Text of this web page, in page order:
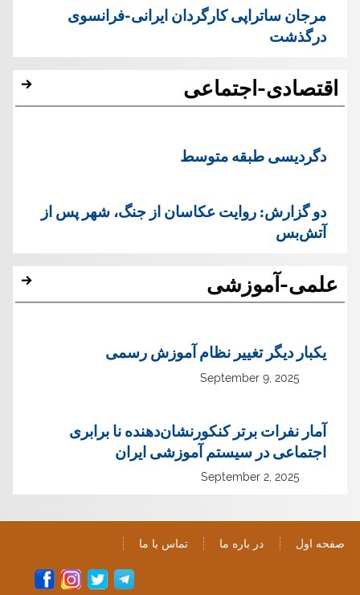
مرجان ساتراپی کارگردان ایرانی-فرانسوی
درگذشت
اقتصادی-اجتماعی
دگردیسی طبقه متوسط
دو گزارش: روایت عکاسان از جنگ، شهر پس از
آتش‌بس
علمی-آموزشی
یک‏بار دیگر تغییر نظام آموزش رسمی
September 9, 2025
آمار نفرات برتر کنکورنشان‌دهنده نا برابری
اجتماعی در سیستم آموزشی ایران
September 2, 2025
صفحه اول در باره ما تماس با ما